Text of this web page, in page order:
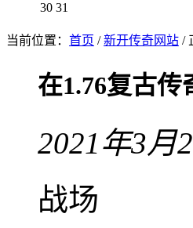
30 31
当前位置： 首页 /新开传奇网站 /
在1.76复古
2021年3月
战场